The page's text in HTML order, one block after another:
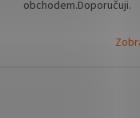
obchodem.Doporučuji.